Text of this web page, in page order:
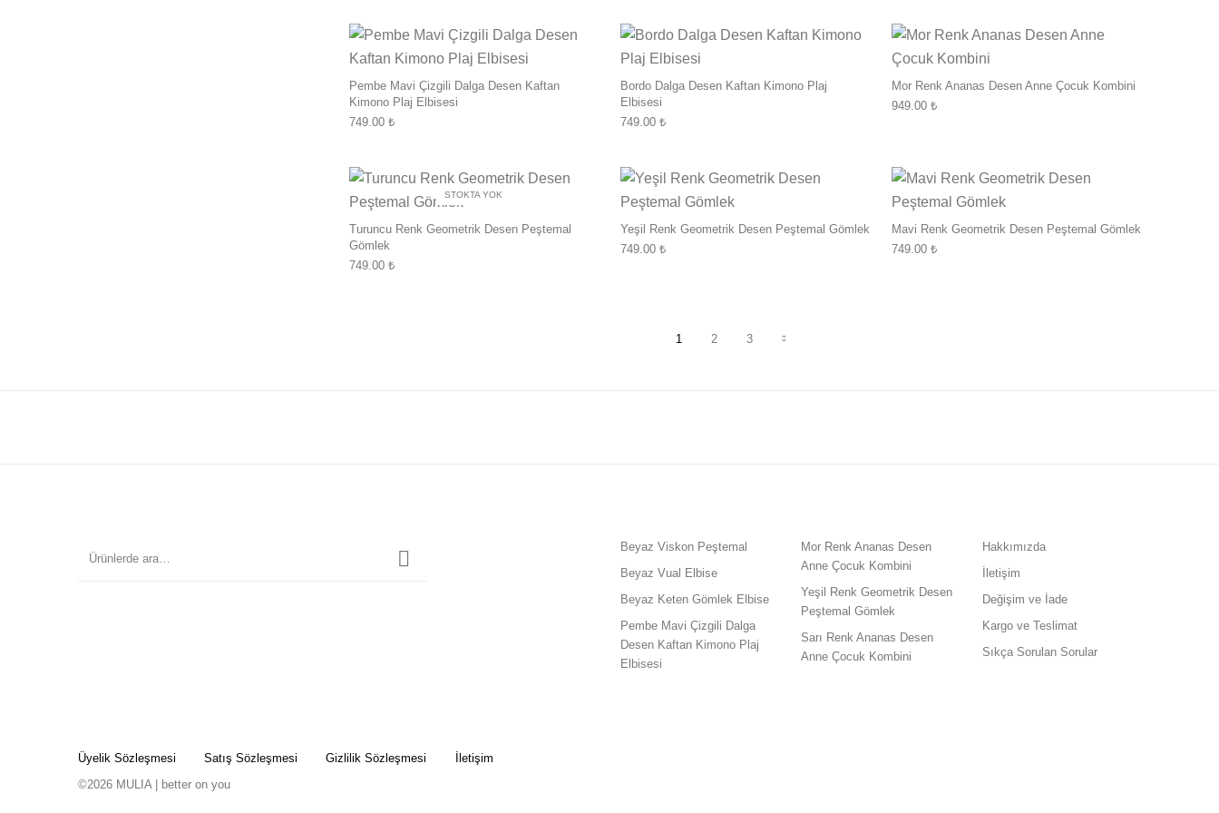
Pembe Mavi Çizgili Dalga Desen Kaftan
Kimono Plaj Elbisesi
749.00 ₺
Bordo Dalga Desen Kaftan Kimono Plaj
Elbisesi
749.00 ₺
Mor Renk Ananas Desen Anne Çocuk Kombini
949.00 ₺
STOKTA YOK
Turuncu Renk Geometrik Desen Peştemal
Gömlek
749.00 ₺
Bu ürünün birden fazla varyasyonu var. Seçenekler ürün sayfasından seçilebilir
Yeşil Renk Geometrik Desen Peştemal Gömlek
749.00 ₺
Mavi Renk Geometrik Desen Peştemal Gömlek
749.00 ₺
1 2 3
Beyaz Viskon Peştemal
Beyaz Vual Elbise
Beyaz Keten Gömlek Elbise
Pembe Mavi Çizgili Dalga
Desen Kaftan Kimono Plaj
Elbisesi
Mor Renk Ananas Desen
Anne Çocuk Kombini
Yeşil Renk Geometrik Desen
Peştemal Gömlek
Sarı Renk Ananas Desen
Anne Çocuk Kombini
Hakkımızda
İletişim
Değişim ve İade
Kargo ve Teslimat
Sıkça Sorulan Sorular
Üyelik Sözleşmesi Satış Sözleşmesi Gizlilik Sözleşmesi
İletişim
©2026 MULIA | better on you